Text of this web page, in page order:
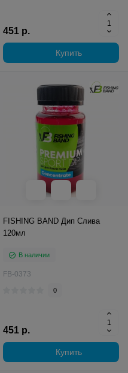
451 р.
Купить
FISHING BAND Дип Слива
120мл
В наличии
FB-0373
0
451 р.
Купить